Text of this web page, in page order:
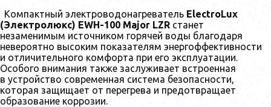
Компактный электроводонагреватель ElectroLux
(Электролюкс)EWH-100 Major LZR станет
незаменимым источником горячей воды благодаря
невероятно высоким показателям энергоффективности
и отличительного комфорта при его эксплуатации.
Особого внимания также заслуживает встроенная
в устройство современная система безопасности,
которая защищает от перегрева и предотвращает
образование коррозии.